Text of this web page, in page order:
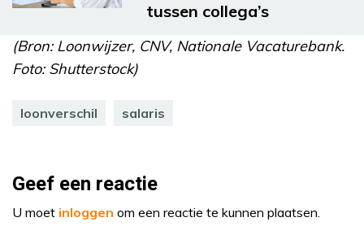
tussen collega’s
(Bron: Loonwijzer, CNV, Nationale Vacaturebank.
Foto: Shutterstock)
loonverschil salaris
Geef een reactie
U moet inloggen om een reactie te kunnen plaatsen.